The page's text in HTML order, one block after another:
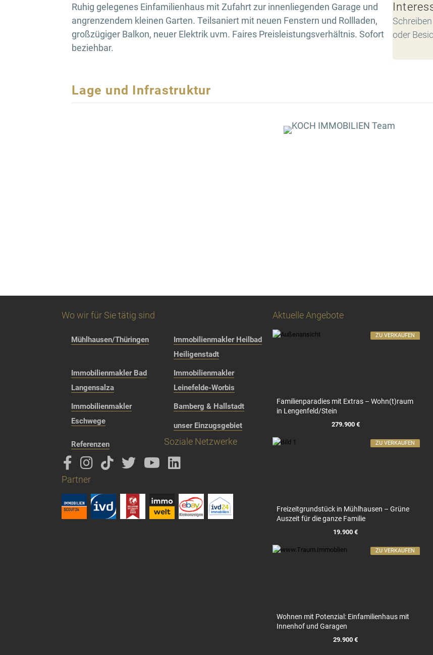
Ruhig gelegenes Einfamilienhaus mit Zufahrt zur innenliegenden Garage und
angrenzendem kleinen Garten. Teilsaniert mit neuen Fenstern und Rollladen,
großzügiger Balkon, neuer Elektrik uvm. Faires Preisleistungsverhältnis. Sofort
beziehbar.
oder
Lage und Infrastruktur
Wo wir für Sie tätig sind
Mühlhausen/Thüringen
Immobilienmakler Heilbad
Heiligenstadt
Immobilienmakler Bad
Langensalza
Immobilienmakler
Leinefelde-Worbis
Immobilienmakler
Eschwege
Bamberg & Hallstadt
unser Einzugsgebiet
Referenzen Soziale Netzwerke
Partner
Aktuelle Angebote
Familienparadies mit Extras – Wohn(t)raum
in Lengenfeld/Stein
279.900 €
ZU VERKAUFEN
Freizeitgrundstück in Mühlhausen – Grüne
Auszeit für die ganze Familie
19.900 €
ZU VERKAUFEN
Wohnen mit Potenzial: Einfamilienhaus mit
Innenhof und Garagen
29.900 €
ZU VERKAUFEN